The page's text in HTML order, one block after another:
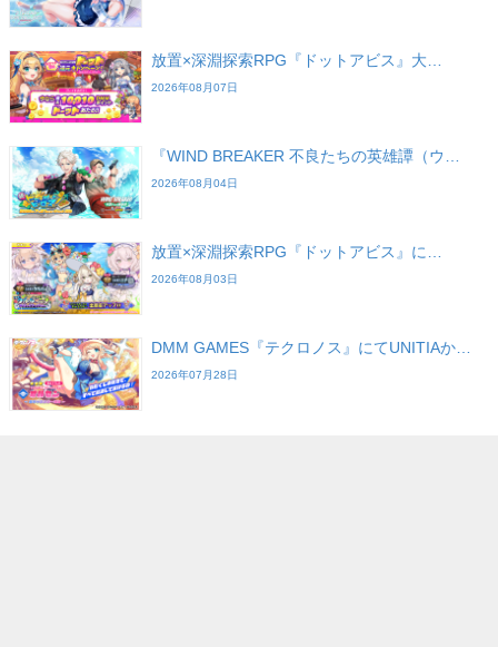
放置×深淵探索RPG『ドットアビス』大…
2026年08月07日
『WIND BREAKER 不良たちの英雄譚（ウ…
2026年08月04日
放置×深淵探索RPG『ドットアビス』に…
2026年08月03日
DMM GAMES『テクロノス』にてUNITIAか…
2026年07月28日